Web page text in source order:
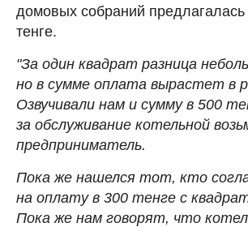
домовых собраний
тенге.
"За один квадрат разница
но в сумме оплата вырастет в
Озвучивали нам и сумму в 500
за обслуживание котельной
предприниматель.
Пока же нашелся тот, кто
на оплату в 300 тенге с
Пока же нам говорят, что